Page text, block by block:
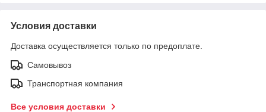
Условия доставки
Доставка осуществляется только по предоплате.
Самовывоз
Транспортная компания
Все условия доставки